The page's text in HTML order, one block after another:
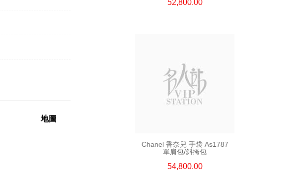
地圖
52,800.00
Chanel 香奈兒 手袋 As1787
單肩包/斜挎包
54,800.00